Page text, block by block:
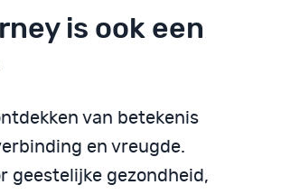
is ook een
van betekenis
en vreugde.
geestelijke gezondheid,